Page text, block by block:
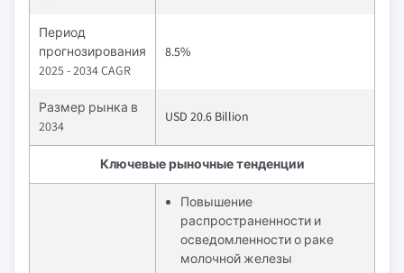
Период
прогнозирования
2025 - 2034 CAGR
8.5%
Размер рынка в
2034
USD 20.6 Billion
Ключевые рыночные тенденции
Повышение
распространенности и
осведомленности о раке
молочной железы